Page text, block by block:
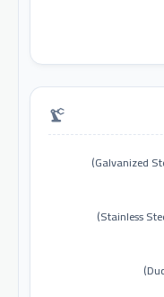
precision_manufacturing